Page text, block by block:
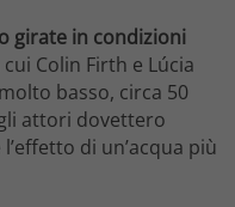
girate in condizioni
Colin Firth e Lúcia
basso, circa 50
attori dovettero
di un’acqua più